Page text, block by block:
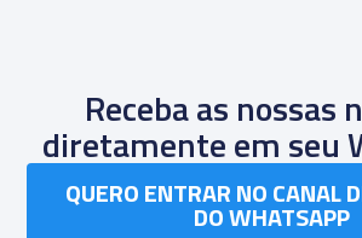
Receba as nossas
diretamente em seu
QUERO ENTRAR NO CANAL
DO WHATSAPP